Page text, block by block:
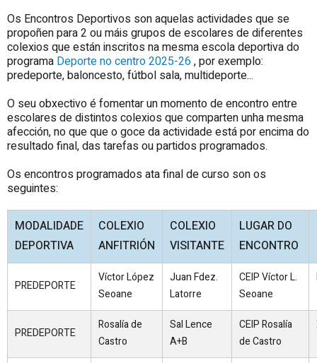
Os Encontros Deportivos son aquelas actividades que se
propoñen para 2 ou máis grupos de escolares de diferentes
colexios que están inscritos na mesma escola deportiva do
programa Deporte no centro 2025-26 , por exemplo:
predeporte, baloncesto, fútbol sala, multideporte...
O seu obxectivo é fomentar un momento de encontro entre
escolares de distintos colexios que comparten unha mesma
afección, no que que o goce da actividade está por encima do
resultado final, das tarefas ou partidos programados.
Os encontros programados ata final de curso son os
seguintes:
MODALIDADE
DEPORTIVA
COLEXIO
ANFITRIÓN
COLEXIO
VISITANTE
LUGAR DO
ENCONTRO
PREDEPORTE
Víctor López
Seoane
Juan Fdez.
Latorre
CEIP Víctor L.
Seoane
PREDEPORTE
Rosalía de
Castro
Sal Lence
A+B
CEIP Rosalía
de Castro